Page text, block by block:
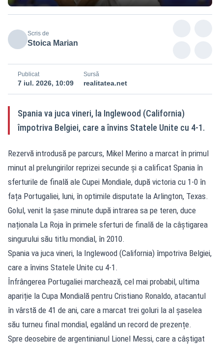
Scris de
Stoica Marian
Publicat
7 iul. 2026, 10:09
Sursă
realitatea.net
Spania va juca vineri, la Inglewood (California)
împotriva Belgiei, care a învins Statele Unite cu 4-1.
Rezervă introdusă pe parcurs, Mikel Merino a marcat în primul
minut al prelungirilor reprizei secunde și a calificat Spania în
sferturile de finală ale Cupei Mondiale, după victoria cu 1-0 în
fața Portugaliei, luni, în optimile disputate la Arlington, Texas.
Golul, venit la șase minute după intrarea sa pe teren, duce
naționala La Roja în primele sferturi de finală de la câștigarea
singurului său titlu mondial, în 2010.
Spania va juca vineri, la Inglewood (California) împotriva Belgiei,
care a învins Statele Unite cu 4-1.
Înfrângerea Portugaliei marchează, cel mai probabil, ultima
apariție la Cupa Mondială pentru Cristiano Ronaldo, atacantul
în vârstă de 41 de ani, care a marcat trei goluri la al șaselea
său turneu final mondial, egalând un record de prezențe.
Spre deosebire de argentinianul Lionel Messi, care a câștigat